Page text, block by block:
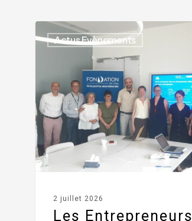
Actus Evènements
2 juillet 2026
Les Entrepreneurs